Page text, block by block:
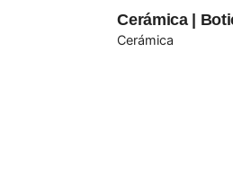
Cerámica |
Cerámica